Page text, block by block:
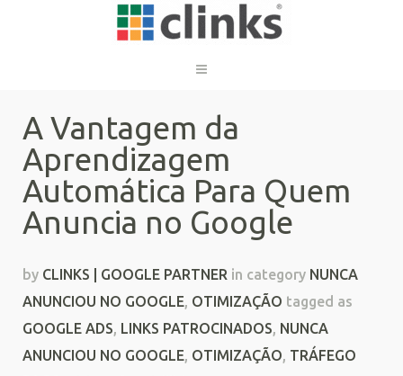
A Vantagem da
Aprendizagem
Automática Para Quem
Anuncia no Google
by CLINKS | GOOGLE PARTNER in category NUNCA
ANUNCIOU NO GOOGLE, OTIMIZAÇÃO tagged as
GOOGLE ADS, LINKS PATROCINADOS, NUNCA
ANUNCIOU NO GOOGLE, OTIMIZAÇÃO, TRÁFEGO